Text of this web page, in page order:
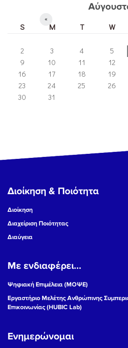
«
S M T W
2
3 4 5
9
10 11 12
16
17 18 19
23
24 25 26
30
31
Διοίκηση & Ποιότητα
Διοίκηση
Διαχείριση Ποιότητας
Διαύγεια
Με ενδιαφέρει...
Ψηφιακή Επιμέλεια (ΜΟΨΕ)
Εργαστήριο Μελέτης Ανθρώπινης
Επικοινωνίας (HUBIC Lab)
Ενημερώνομαι